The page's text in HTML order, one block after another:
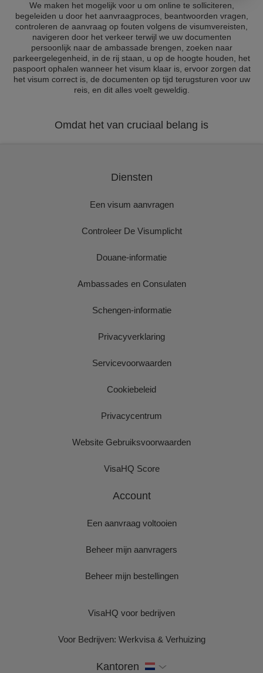
We maken het mogelijk voor u om online te solliciteren,
begeleiden u door het aanvraagproces, beantwoorden vragen,
controleren de aanvraag op fouten volgens de visumvereisten,
navigeren door het verkeer terwijl we uw documenten
persoonlijk naar de ambassade brengen, zoeken naar
parkeergelegenheid, in de rij staan, u op de hoogte houden, het
paspoort ophalen wanneer het visum klaar is, ervoor zorgen dat
het visum correct is, de documenten op tijd terugsturen voor uw
reis, en dit alles voelt geweldig.
Omdat het van cruciaal belang is
Diensten
Een visum aanvragen
Controleer De Visumplicht
Douane-informatie
Ambassades en Consulaten
Schengen-informatie
Privacyverklaring
Servicevoorwaarden
Cookiebeleid
Privacycentrum
Website Gebruiksvoorwaarden
VisaHQ Score
Account
Een aanvraag voltooien
Beheer mijn aanvragers
Beheer mijn bestellingen
VisaHQ voor bedrijven
Voor Bedrijven: Werkvisa & Verhuizing
Kantoren